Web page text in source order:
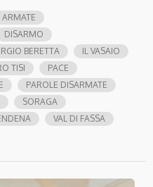
DISARMO
BERETTA
IL VASAIO
TISI
PACE
PAROLE DISARMATE
SORAGA
VAL DI FASSA